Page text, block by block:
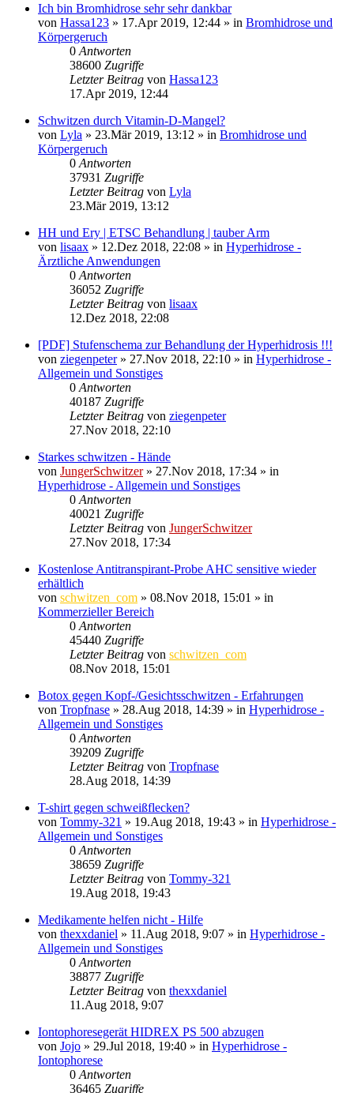
Ich bin Bromhidrose sehr sehr dankbar
von Hassa123 » 17.Apr 2019, 12:44 » in Bromhidrose und
Körpergeruch
0 Antworten
38600 Zugriffe
Letzter Beitrag von Hassa123
17.Apr 2019, 12:44
Schwitzen durch Vitamin-D-Mangel?
von Lyla » 23.Mär 2019, 13:12 » in Bromhidrose und
Körpergeruch
0 Antworten
37931 Zugriffe
Letzter Beitrag von Lyla
23.Mär 2019, 13:12
HH und Ery | ETSC Behandlung | tauber Arm
von lisaax » 12.Dez 2018, 22:08 » in Hyperhidrose -
Ärztliche Anwendungen
0 Antworten
36052 Zugriffe
Letzter Beitrag von lisaax
12.Dez 2018, 22:08
[PDF] Stufenschema zur Behandlung der Hyperhidrosis !!!
von ziegenpeter» 27.Nov 2018, 22:10 » in Hyperhidrose -
Allgemein und Sonstiges
0 Antworten
40187 Zugriffe
Letzter Beitrag von ziegenpeter
27.Nov 2018, 22:10
Starkes schwitzen - Hände
von JungerSchwitzer» 27.Nov 2018, 17:34 » in
Hyperhidrose - Allgemein und Sonstiges
0 Antworten
40021 Zugriffe
Letzter Beitrag von JungerSchwitzer
27.Nov 2018, 17:34
Kostenlose Antitranspirant-Probe AHC sensitive wieder
erhältlich
von schwitzen_com » 08.Nov 2018, 15:01 » in
Kommerzieller Bereich
0 Antworten
45440 Zugriffe
Letzter Beitrag von schwitzen_com
08.Nov 2018, 15:01
Botox gegen Kopf-/Gesichtsschwitzen - Erfahrungen
von Tropfnase » 28.Aug 2018, 14:39 » in Hyperhidrose -
Allgemein und Sonstiges
0 Antworten
39209 Zugriffe
Letzter Beitrag von Tropfnase
28.Aug 2018, 14:39
T-shirt gegen schweißflecken?
von Tommy-321 » 19.Aug 2018, 19:43 » in Hyperhidrose -
Allgemein und Sonstiges
0 Antworten
38659 Zugriffe
Letzter Beitrag von Tommy-321
19.Aug 2018, 19:43
Medikamente helfen nicht - Hilfe
von thexxdaniel » 11.Aug 2018, 9:07 » in Hyperhidrose -
Allgemein und Sonstiges
0 Antworten
38877 Zugriffe
Letzter Beitrag von thexxdaniel
11.Aug 2018, 9:07
Iontophoresegerät HIDREX PS 500 abzugen
von Jojo » 29.Jul 2018, 19:40 » in Hyperhidrose -
Iontophorese
0 Antworten
36465 Zugriffe